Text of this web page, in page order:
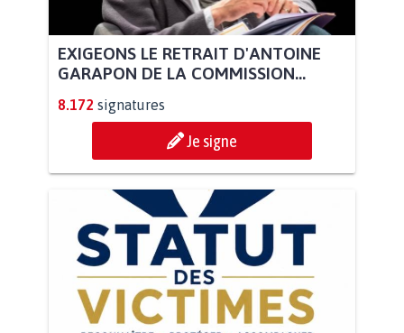
EXIGEONS LE RETRAIT D'ANTOINE
GARAPON DE LA COMMISSION...
8.172 signatures
Je signe